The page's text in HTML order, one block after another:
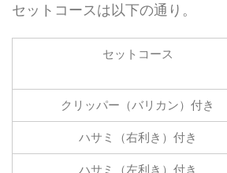
セットコースは以下の通り。
セットコース
クリッパー（バリカン）付き
ハサミ（右利き）付き
ハサミ（左利き）付き